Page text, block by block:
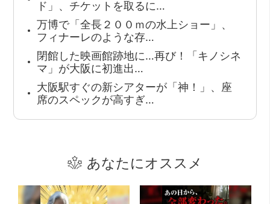
ド」、チケットを取るに…
万博で「全長２００ｍの水上ショー」、
フィナーレのような存…
閉館した映画館跡地に…再び！「キノシネ
マ」が大阪に初進出…
大阪駅すぐの新シアターが「神！」、座
席のスペックが高すぎ…
あなたにオススメ